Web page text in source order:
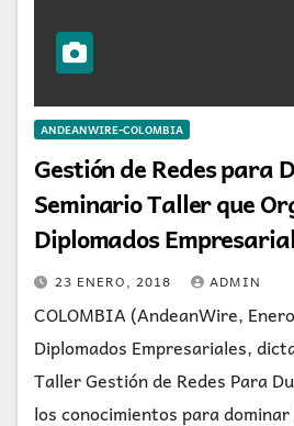
ANDEANWIRE-COLOMBIA
Gestión de Redes para
Seminario Taller que
Diplomados
23 ENERO, 2018 ADMIN
COLOMBIA (AndeanWire,
Diplomados Empresariales,
Taller Gestión de Redes Para
los conocimientos para